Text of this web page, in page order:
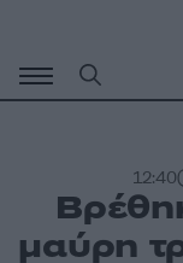
περιεχόμενο
12:40
μαύρη